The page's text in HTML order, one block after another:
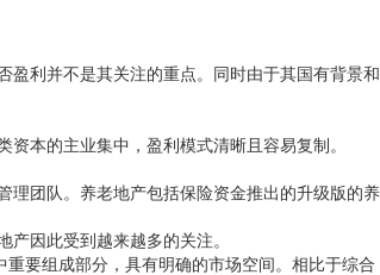
利并不是其关注的重点。同时由于其国有背景和
本的主业集中，盈利模式清晰且容易复制。
团队。养老地产包括保险资金推出的升级版的养
因此受到越来越多的关注。
要组成部分，具有明确的市场空间。相比于综合